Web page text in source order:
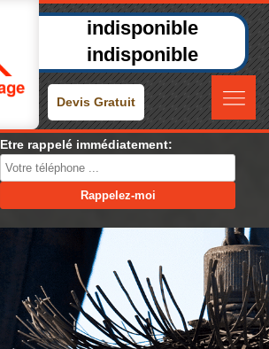
indisponible
indisponible
Devis Gratuit
Etre rappelé immédiatement: